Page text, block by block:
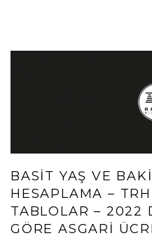
BASIT YAŞ VE
HESAPLAMA –
TABLOLAR – 2022
GÖRE ASGARI